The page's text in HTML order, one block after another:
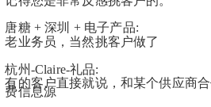
唐糖 + 深圳 + 电子产品:
老业务员，当然挑客户做了
杭州-Claire-礼品:
有的客户直接就说，和某个供应商
费信息源